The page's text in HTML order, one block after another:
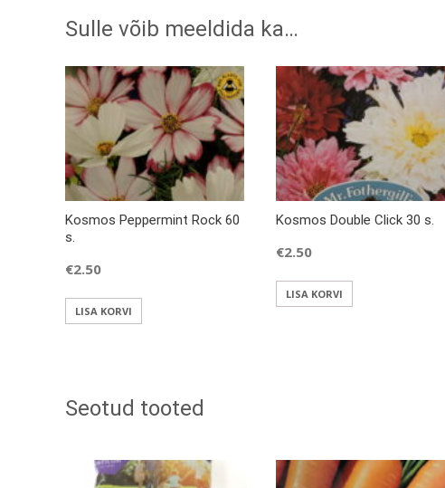
Sulle võib meeldida ka…
Kosmos Peppermint Rock 60
s.
€2.50
LISA KORVI
Kosmos Double Click 30 s.
€2.50
LISA KORVI
Seotud tooted